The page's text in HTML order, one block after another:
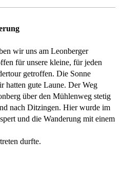
wir uns am Leonberger
für unsere kleine, für jeden
getroffen. Die Sonne
hatten gute Laune. Der Weg
über den Mühlenweg stetig
nach Ditzingen. Hier wurde im
und die Wanderung mit einem
durfte.